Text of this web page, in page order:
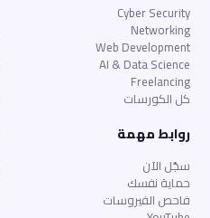
Cyber Security
Networking
Web Development
AI & Data Science
Freelancing
كل الكورسات
روابط مهمة
سجّل الآن
حماية نفسك
فاحص الفيروسات